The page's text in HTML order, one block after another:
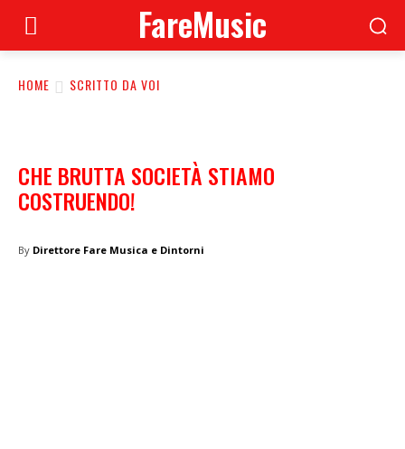
FareMusic
HOME SCRITTO DA VOI
CHE BRUTTA SOCIETÀ STIAMO
COSTRUENDO!
By Direttore Fare Musica e Dintorni